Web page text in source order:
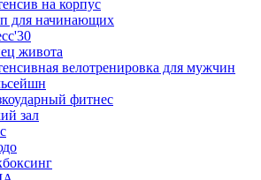
на корпус
для начинающих
живота
велотренировка для мужчин
фитнес
зал